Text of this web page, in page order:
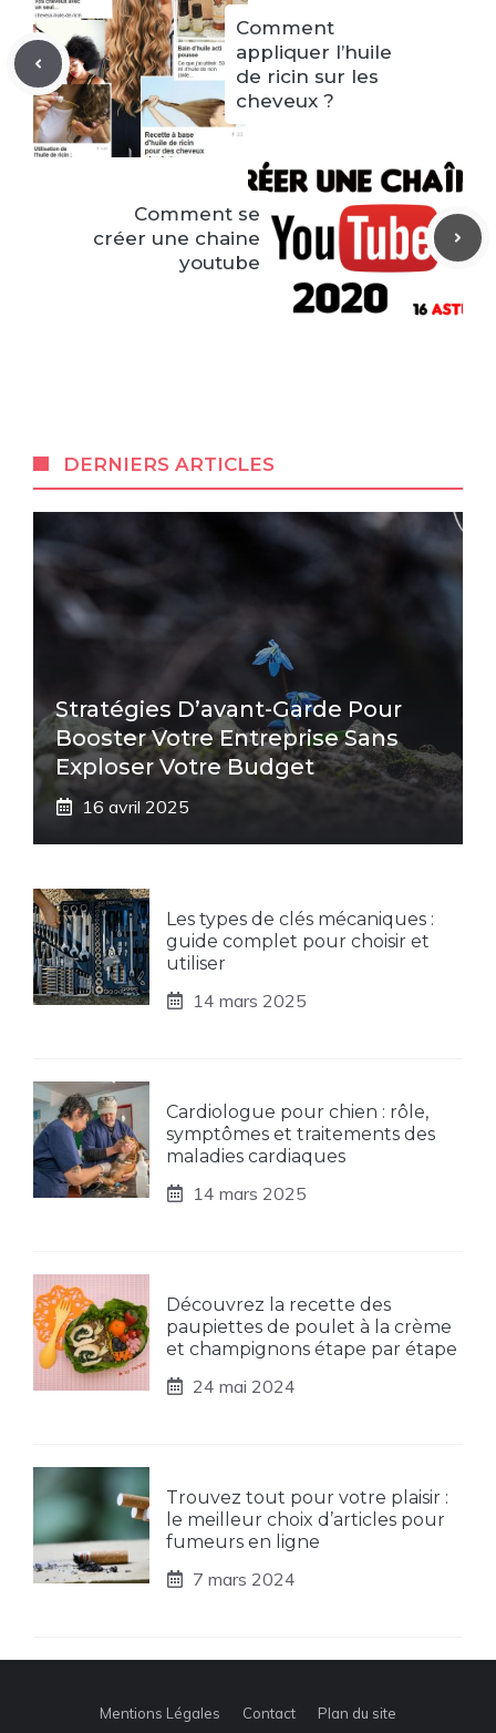
Comment
appliquer l’huile
de ricin sur les
cheveux ?
Comment se
créer une chaine
youtube
DERNIERS ARTICLES
Stratégies D’avant-Garde Pour
Booster Votre Entreprise Sans
Exploser Votre Budget
16 avril 2025
Les types de clés mécaniques :
guide complet pour choisir et
utiliser
14 mars 2025
Cardiologue pour chien : rôle,
symptômes et traitements des
maladies cardiaques
14 mars 2025
Découvrez la recette des
paupiettes de poulet à la crème
et champignons étape par étape
24 mai 2024
Trouvez tout pour votre plaisir :
le meilleur choix d’articles pour
fumeurs en ligne
7 mars 2024
Mentions Légales Contact Plan du site